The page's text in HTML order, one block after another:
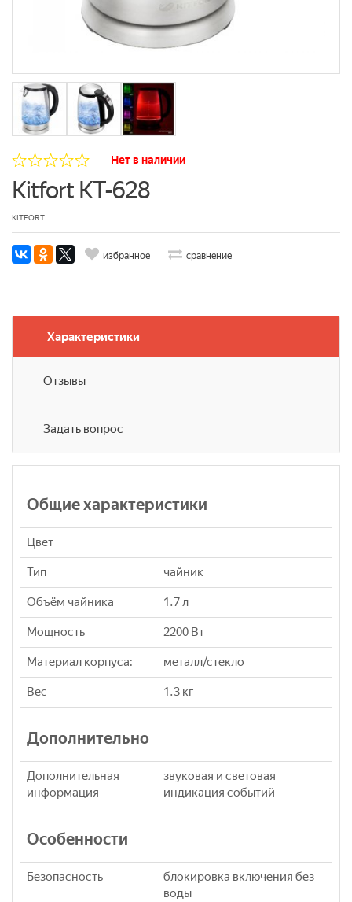
Нет в наличии
Kitfort КТ-628
KITFORT
избранное сравнение
Характеристики
Отзывы
Задать вопрос
Общие характеристики
Цвет
Тип чайник
Объём чайника 1.7 л
Мощность 2200 Вт
Материал корпуса: металл/стекло
Вес 1.3 кг
Дополнительно
Дополнительная
информация
звуковая и световая
индикация событий
Особенности
Безопасность
блокировка включения без
воды